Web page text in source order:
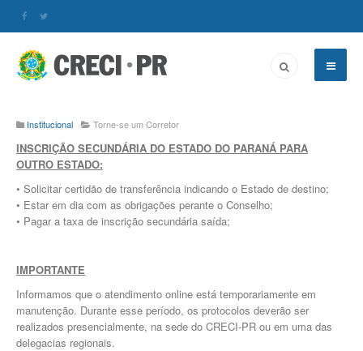
Institucional Torne-se um Corretor
INSCRIÇÃO SECUNDÁRIA DO ESTADO DO PARANÁ PARA
OUTRO ESTADO:
• Solicitar certidão de transferência indicando o Estado de destino;
• Estar em dia com as obrigações perante o Conselho;
• Pagar a taxa de inscrição secundária saída;
IMPORTANTE
Informamos que o atendimento online está temporariamente em
manutenção. Durante esse período, os protocolos deverão ser
realizados presencialmente, na sede do CRECI-PR ou em uma das
delegacias regionais.